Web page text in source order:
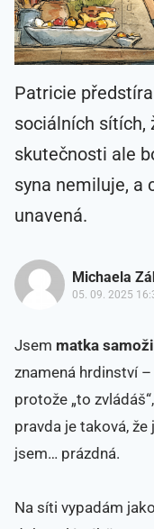
Patricie
sociálních sítích,
skutečnosti ale
syna nemiluje, a
unavená.
Michaela
05. 09. 2025
Jsem matka
znamená hrdinství
protože „to
pravda je taková,
jsem… prázdná.
Na síti vypadám